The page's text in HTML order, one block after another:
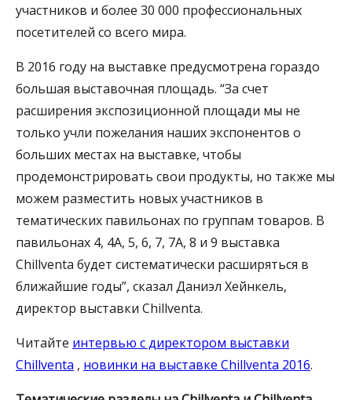
участников и более 30 000 профессиональных
посетителей со всего мира.
В 2016 году на выставке предусмотрена гораздо
большая выставочная площадь. “За счет
расширения экспозиционной площади мы не
только учли пожелания наших экспонентов о
больших местах на выставке, чтобы
продемонстрировать свои продукты, но также мы
можем разместить новых участников в
тематических павильонах по группам товаров. В
павильонах 4, 4А, 5, 6, 7, 7А, 8 и 9 выставка
Chillventa будет систематически расширяться в
ближайшие годы”, сказал Даниэл Хейнкель,
директор выставки Chillventa.
Читайте интервью с директором выставки
Chillventa , новинки на выставке Chillventa 2016.